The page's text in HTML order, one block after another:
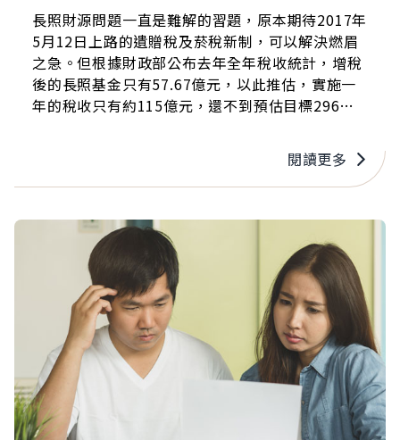
長照財源問題一直是難解的習題，原本期待2017年
5月12日上路的遺贈稅及菸稅新制，可以解決燃眉
之急。但根據財政部公布去年全年稅收統計，增稅
後的長照基金只有57.67億元，以此推估，實施一
年的稅收只有約115億元，還不到預估目標296億
閱讀更多